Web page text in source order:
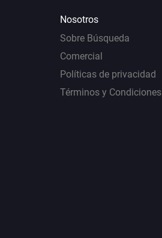
Nosotros
Sobre Búsqueda
Comercial
Políticas de privacidad
Términos y Condiciones